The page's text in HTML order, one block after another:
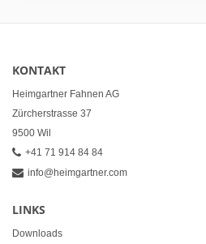
KONTAKT
Heimgartner Fahnen AG
Zürcherstrasse 37
9500 Wil
+41 71 914 84 84
info@heimgartner.com
LINKS
Downloads